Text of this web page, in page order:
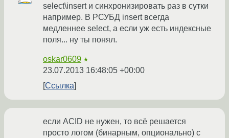
select\insert и синхронизировать раз в сутки
например. В РСУБД insert всегда
медленнее select, а если уж есть индексные
поля... ну ты понял.
oskar0609 ★
23.07.2013 16:48:05 +00:00
Ссылка
если ACID не нужен, то всё решается
просто логом (бинарным, опционально) с